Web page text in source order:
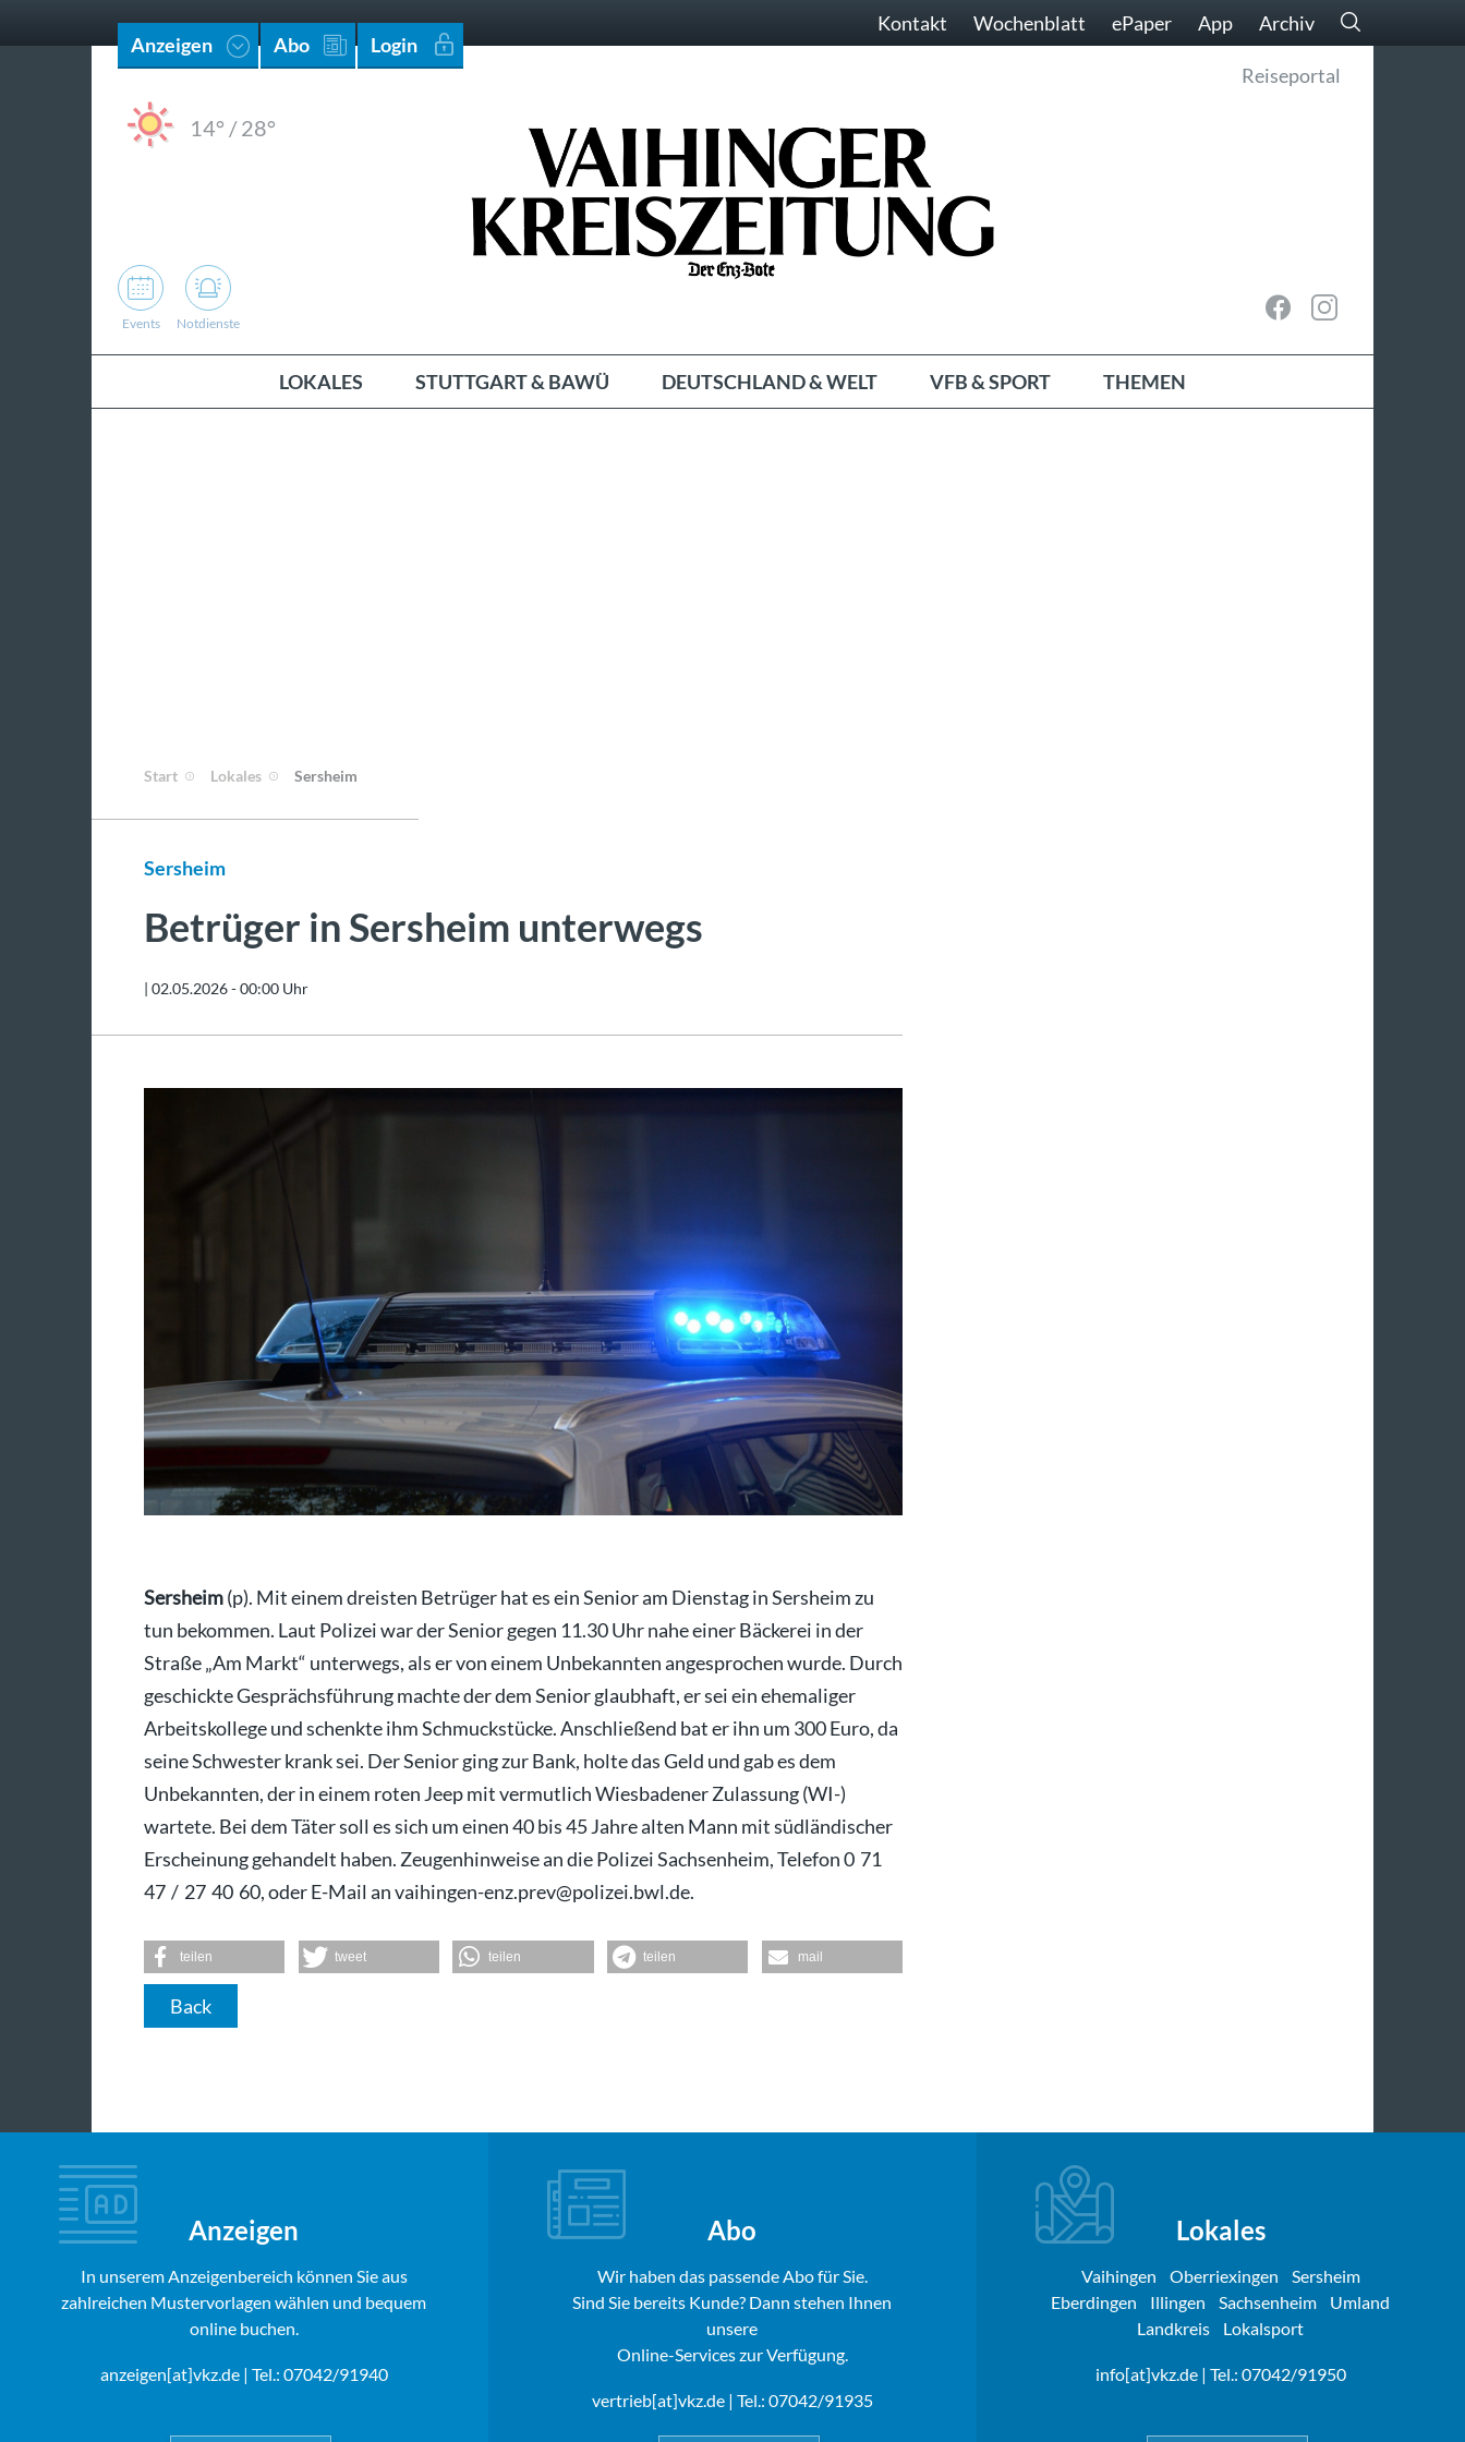
Anzeigen Abo Login
Kontakt Wochenblatt ePaper App Archiv
14° /28°
Reiseportal
Events Notdienste
LOKALES STUTTGART & BAWÜ DEUTSCHLAND & WELT VFB & SPORT THEMEN
Start Lokales Sersheim
Sersheim
Betrüger in Sersheim unterwegs
| 02.05.2026 - 00:00 Uhr
Sersheim(p). Mit einem dreisten Betrüger hat es ein Senior am Dienstag in Sersheim zu
tun bekommen. Laut Polizei war der Senior gegen 11.30 Uhr nahe einer Bäckerei in der
Straße „Am Markt“ unterwegs, als er von einem Unbekannten angesprochen wurde. Durch
geschickte Gesprächsführung machte der dem Senior glaubhaft, er sei ein ehemaliger
Arbeitskollege und schenkte ihm Schmuckstücke. Anschließend bat er ihn um 300 Euro, da
seine Schwester krank sei. Der Senior ging zur Bank, holte das Geld und gab es dem
Unbekannten, der in einem roten Jeep mit vermutlich Wiesbadener Zulassung (WI-)
wartete. Bei dem Täter soll es sich um einen 40 bis 45 Jahre alten Mann mit südländischer
Erscheinung gehandelt haben. Zeugenhinweise an die Polizei Sachsenheim, Telefon 0 71
47 / 27 40 60, oder E-Mail an vaihingen-enz.prev@polizei.bwl.de.
teilen tweet teilen teilen mail
Back
Anzeigen
In unserem Anzeigenbereich können Sie aus
zahlreichen Mustervorlagen wählen und bequem
online buchen.
anzeigen[at]vkz.de| Tel.: 07042/91940
Abo
Wir haben das passende Abo für Sie.
Sind Sie bereits Kunde? Dann stehen Ihnen
unsere
Online-Services zur Verfügung.
vertrieb[at]vkz.de| Tel.: 07042/91935
Lokales
Vaihingen Oberriexingen
Sersheim
Eberdingen
Illingen Sachsenheim
Umland
Landkreis
Lokalsport
info[at]vkz.de| Tel.: 07042/91950